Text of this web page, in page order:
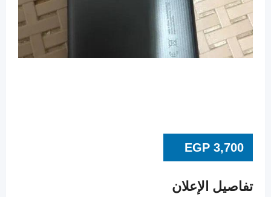
EGP 3,700
تفاصيل الإعلان